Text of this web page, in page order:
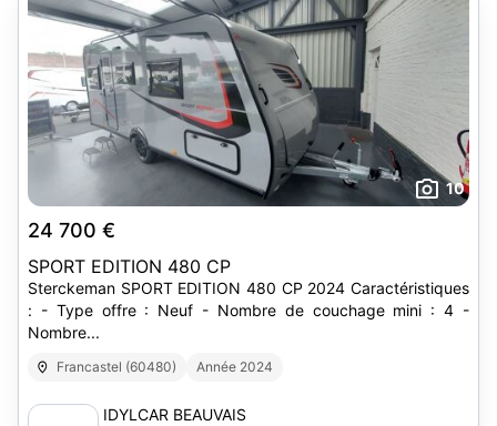
10
24 700 €
SPORT EDITION 480 CP
Sterckeman SPORT EDITION 480 CP 2024 Caractéristiques
: - Type offre : Neuf - Nombre de couchage mini : 4 -
Nombre...
Francastel (60480) Année 2024
IDYLCAR BEAUVAIS